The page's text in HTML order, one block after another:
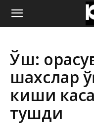
ҚИРҒИЗИСТОН
ЯНГИЛИКЛАРИ
Ўш:
шахслар
киши
тушди